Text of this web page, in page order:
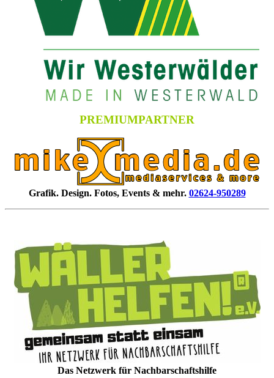
PREMIUMPARTNER
Grafik. Design. Fotos, Events & mehr. 02624-950289
Das Netzwerk für Nachbarschaftshilfe